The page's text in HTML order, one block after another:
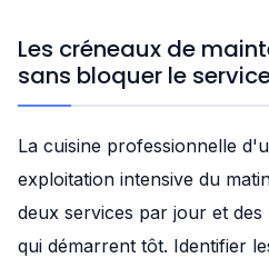
Les créneaux de
sans bloquer le
La cuisine professionnelle
exploitation intensive du
deux services par jour et
qui démarrent tôt. Identifier